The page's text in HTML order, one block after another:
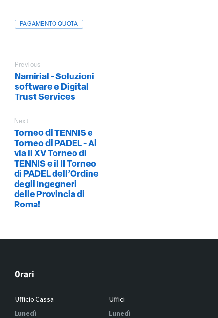
PAGAMENTO QUOTA
Previous
Namirial - Soluzioni
software e Digital
Trust Services
Next
Torneo di TENNIS e
Torneo di PADEL - Al
via il XV Torneo di
TENNIS e il II Torneo
di PADEL dell’Ordine
degli Ingegneri
delle Provincia di
Roma!
Orari
Ufficio Cassa
Lunedì
Uffici
Lunedì